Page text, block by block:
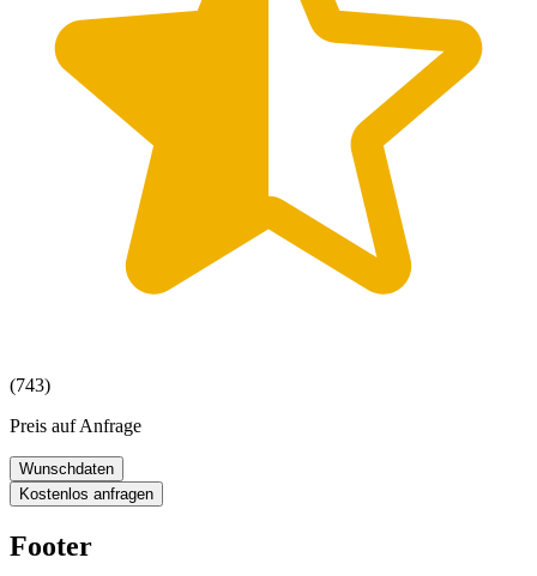
(743)
Preis auf Anfrage
Wunschdaten
Kostenlos anfragen
Footer